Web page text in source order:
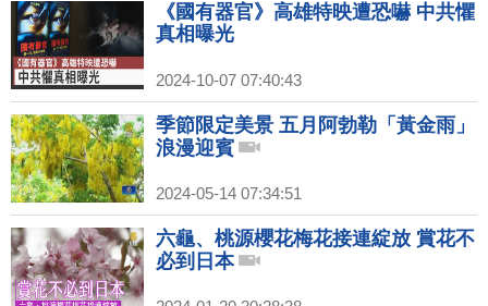
《國有器官》高雄特映遭恐嚇 中共懼
真相曝光
2024-10-07 07:40:43
季節限定美景 五月阿勃勒「黃金雨」
浪漫迎賓
2024-05-14 07:34:51
六龜、桃源櫻花梅花接連綻放 賞花不
必到日本